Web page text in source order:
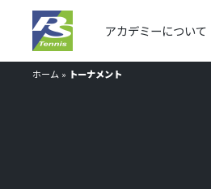
アカデミーについて
ホーム » トーナメント